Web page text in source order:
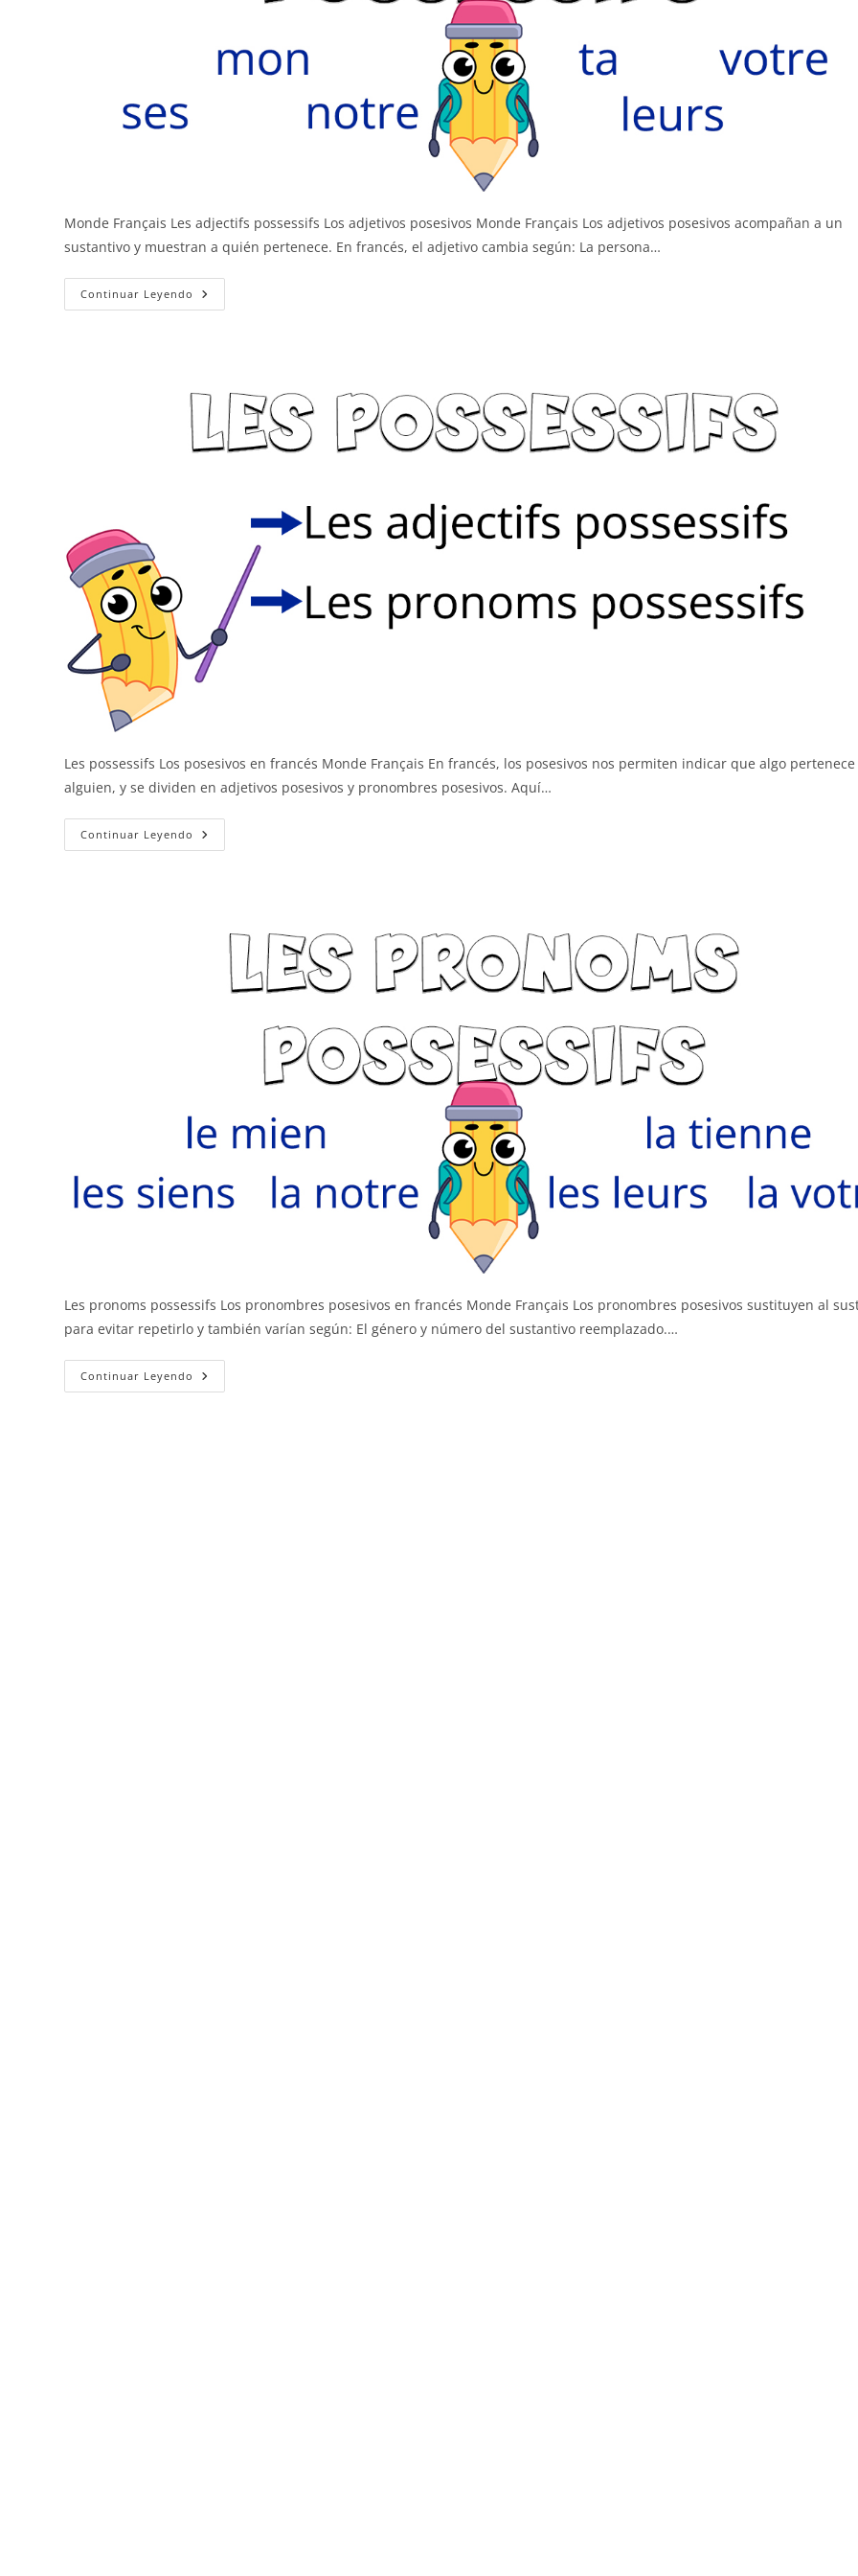
Monde Français Les adjectifs possessifs Los adjetivos posesivos Monde Français Los adjetivos posesivos acompañan a un
sustantivo y muestran a quién pertenece. En francés, el adjetivo cambia según: La persona…
Continuar Leyendo Los
Adjetivos
Les possessifs Los posesivos en francés Monde Français En francés, los posesivos nos permiten indicar que algo pertenece
alguien, y se dividen en adjetivos posesivos y pronombres posesivos. Aquí…
Continuar Leyendo Los
Posesivos
Les pronoms possessifs Los pronombres posesivos en francés Monde Français Los pronombres posesivos sustituyen al
para evitar repetirlo y también varían según: El género y número del sustantivo reemplazado.…
Continuar Leyendo Los
Pronombres